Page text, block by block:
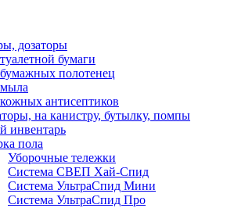
дозаторы
бумаги
полотенец
антисептиков
на канистру, бутылку, помпы
инвентарь
пола
Уборочные тележки
Система СВЕП Хай-Спид
Система УльтраСпид Мини
Система УльтраСпид Про